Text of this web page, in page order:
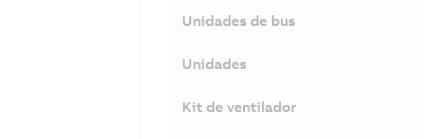
Unidades de bus
Unidades
Kit de ventilador